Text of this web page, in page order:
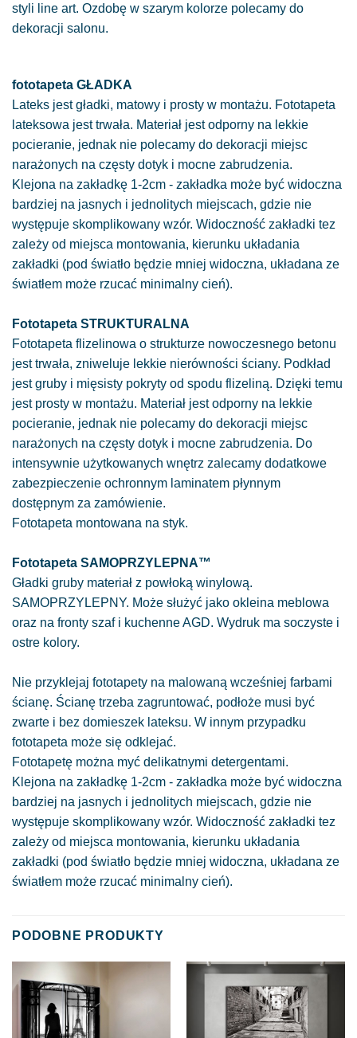
styli line art. Ozdobę w szarym kolorze polecamy do
dekoracji salonu.
fototapeta GŁADKA
Lateks jest gładki, matowy i prosty w montażu. Fototapeta
lateksowa jest trwała. Materiał jest odporny na lekkie
pocieranie, jednak nie polecamy do dekoracji miejsc
narażonych na częsty dotyk i mocne zabrudzenia.
Klejona na zakładkę 1-2cm - zakładka może być widoczna
bardziej na jasnych i jednolitych miejscach, gdzie nie
występuje skomplikowany wzór. Widoczność zakładki tez
zależy od miejsca montowania, kierunku układania
zakładki (pod światło będzie mniej widoczna, układana ze
światłem może rzucać minimalny cień).
Fototapeta STRUKTURALNA
Fototapeta flizelinowa o strukturze nowoczesnego betonu
jest trwała, zniweluje lekkie nierówności ściany. Podkład
jest gruby i mięsisty pokryty od spodu flizeliną. Dzięki temu
jest prosty w montażu. Materiał jest odporny na lekkie
pocieranie, jednak nie polecamy do dekoracji miejsc
narażonych na częsty dotyk i mocne zabrudzenia. Do
intensywnie użytkowanych wnętrz zalecamy dodatkowe
zabezpieczenie ochronnym laminatem płynnym
dostępnym za zamówienie.
Fototapeta montowana na styk.
Fototapeta SAMOPRZYLEPNA™
Gładki gruby materiał z powłoką winylową.
SAMOPRZYLEPNY. Może służyć jako okleina meblowa
oraz na fronty szaf i kuchenne AGD. Wydruk ma soczyste i
ostre kolory.
Nie przyklejaj fototapety na malowaną wcześniej farbami
ścianę. Ścianę trzeba zagruntować, podłoże musi być
zwarte i bez domieszek lateksu. W innym przypadku
fototapeta może się odklejać.
Fototapetę można myć delikatnymi detergentami.
Klejona na zakładkę 1-2cm - zakładka może być widoczna
bardziej na jasnych i jednolitych miejscach, gdzie nie
występuje skomplikowany wzór. Widoczność zakładki tez
zależy od miejsca montowania, kierunku układania
zakładki (pod światło będzie mniej widoczna, układana ze
światłem może rzucać minimalny cień).
PODOBNE PRODUKTY